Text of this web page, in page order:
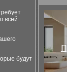
всей
будут